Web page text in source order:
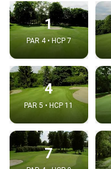
1
PAR 4 • HCP 7
4
PAR 5 • HCP 11
7